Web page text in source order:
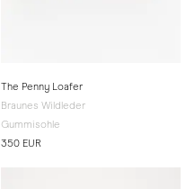
The Penny Loafer
Braunes Wildleder
Gummisohle
350 EUR